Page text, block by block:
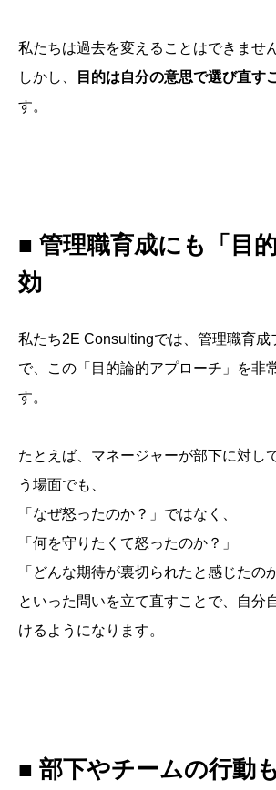
私たちは過去を変えることはできません
しかし、
目的は自分の意思で選び直す
す。
■ 管理職育成にも「目
効
私たち2E Consultingでは、管理職育成
で、この「目的論的アプローチ」を非
す。
たとえば、マネージャーが部下に対し
う場面でも、
「なぜ怒ったのか？」ではなく、
「何を守りたくて怒ったのか？」
「どんな期待が裏切られたと感じたの
といった問いを立て直すことで、自分
けるようになります。
■ 部下やチームの行動